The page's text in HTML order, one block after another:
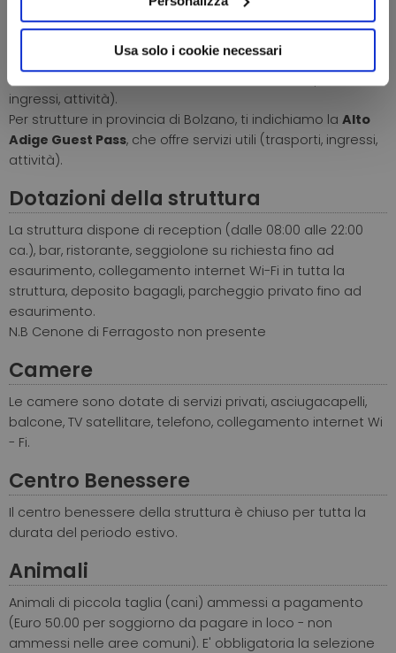
Usa solo i cookie necessari
anticipo valutando i tempi di percorrenza.
Per strutture in provincia di Trento, ti indichiamo la
Trentino Guest Card
ingressi, attività).
Per strutture in provincia di Bolzano, ti indichiamo la Alto
Adige Guest Pass, che offre servizi utili (trasporti, ingressi,
attività).
Dotazioni della struttura
La struttura dispone di reception (dalle 08:00 alle 22:00
ca.), bar, ristorante, seggiolone su richiesta fino ad
esaurimento, collegamento internet Wi-Fi in tutta la
struttura, deposito bagagli, parcheggio privato fino ad
esaurimento.
N.B Cenone di Ferragosto non presente
Camere
Le camere sono dotate di servizi privati, asciugacapelli,
balcone, TV satellitare, telefono, collegamento internet Wi
- Fi.
Centro Benessere
Il centro benessere della struttura è chiuso per tutta la
durata del periodo estivo.
Animali
Animali di piccola taglia (cani) ammessi a pagamento
(Euro 50.00 per soggiorno da pagare in loco - non
ammessi nelle aree comuni). E' obbligatoria la selezione